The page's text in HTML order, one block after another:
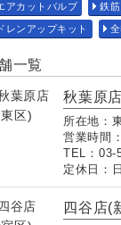
アカットバルブ 鉄
ドレンアップキット
一覧
秋葉原
所在地：
営業時間
TEL：03-
定休日：
四谷店(